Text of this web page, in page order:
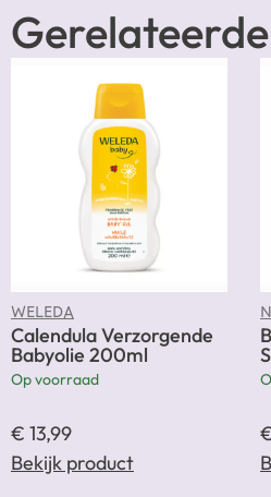
WELEDA
Calendula Verzorgende
Babyolie 200ml
Op voorraad
€ 13,99
Bekijk product